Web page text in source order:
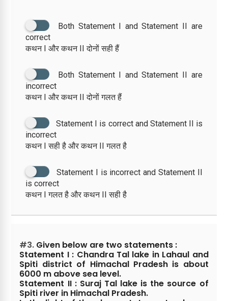
Both Statement I and Statement II are
correct
कथन I और कथन II दोनों सही हैं
Both Statement I and Statement II are
incorrect
कथन I और कथन II दोनों गलत हैं
Statement I is correct and Statement II is
incorrect
कथन I सही है और कथन II गलत है
Statement I is incorrect and Statement II
is correct
कथन I गलत है और कथन II सही है
#3. Given below are two statements :
Statement I : Chandra Tal lake in Lahaul and
Spiti district of Himachal Pradesh is about
6000 m above sea level.
Statement II : Suraj Tal lake is the source of
Spiti river in Himachal Pradesh.